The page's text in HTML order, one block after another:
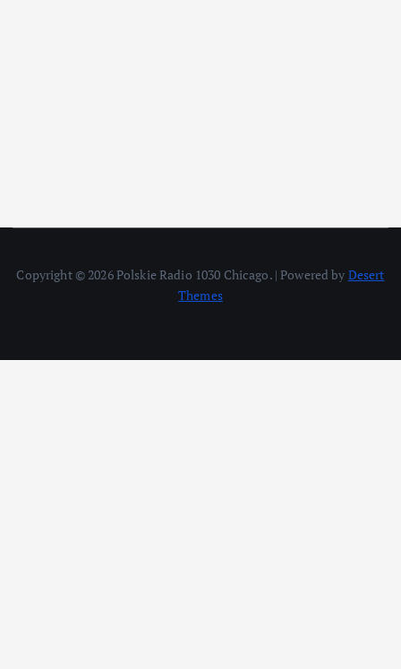
Copyright © 2026 Polskie Radio 1030 Chicago. | Powered by Desert
Themes